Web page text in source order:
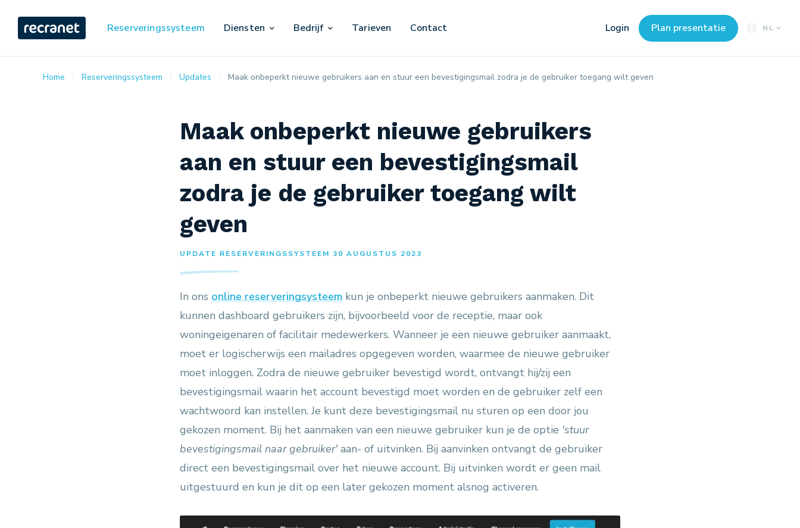
Reserveringssysteem Diensten Bedrijf Tarieven Contact Login Plan presentatie NL
Home Reserveringssysteem Updates Maak onbeperkt nieuwe gebruikers aan en stuur een bevestigingsmail zodra je de gebruiker toegang wilt geven
Maak onbeperkt nieuwe gebruikers
aan en stuur een bevestigingsmail
zodra je de gebruiker toegang wilt
geven
UPDATE RESERVERINGSSYSTEEM 30 AUGUSTUS 2023
In ons online reserveringsysteem kun je onbeperkt nieuwe gebruikers aanmaken. Dit
kunnen dashboard gebruikers zijn, bijvoorbeeld voor de receptie, maar ook
woningeigenaren of facilitair medewerkers. Wanneer je een nieuwe gebruiker aanmaakt,
moet er logischerwijs een mailadres opgegeven worden, waarmee de nieuwe gebruiker
moet inloggen. Zodra de nieuwe gebruiker bevestigd wordt, ontvangt hij/zij een
bevestigingsmail waarin het account bevestigd moet worden en de gebruiker zelf een
wachtwoord kan instellen. Je kunt deze bevestigingsmail nu sturen op een door jou
gekozen moment. Bij het aanmaken van een nieuwe gebruiker kun je de optie 'stuur
bevestigingsmail naar gebruiker' aan- of uitvinken. Bij aanvinken ontvangt de gebruiker
direct een bevestigingsmail over het nieuwe account. Bij uitvinken wordt er geen mail
uitgestuurd en kun je dit op een later gekozen moment alsnog activeren.